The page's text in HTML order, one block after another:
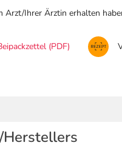
Arzt/Ihrer Ärztin erhalten
(PDF)